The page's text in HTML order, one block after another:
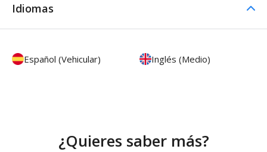
Idiomas
Español (Vehicular) Inglés (Medio)
¿Quieres saber más?